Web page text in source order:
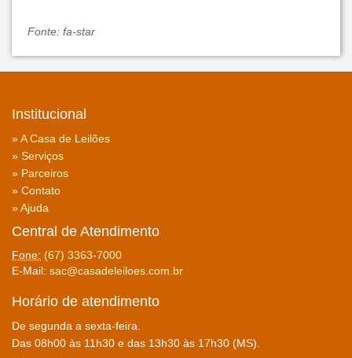
Fonte: fa-star
Institucional
»A Casa de Leilões
» Serviços
» Parceiros
» Contato
»Ajuda
Central de Atendimento
Fone: (67) 3363-7000
E-Mail: sac@casadeleiloes.com.br
Horário de atendimento
De segunda a sexta-feira.
Das 08h00 às 11h30 e das 13h30 às 17h30 (MS).